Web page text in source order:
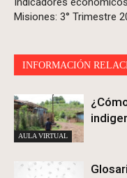
Misiones: 3° Trimestre
INFORMACIÓN
AULA VIRTUAL